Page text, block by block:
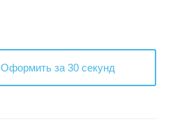
Оформить за 30 секунд